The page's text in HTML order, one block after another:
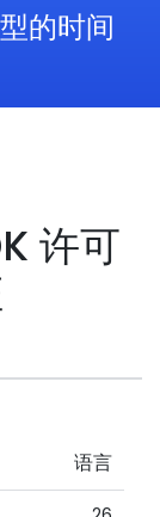
的时间
许可
语言